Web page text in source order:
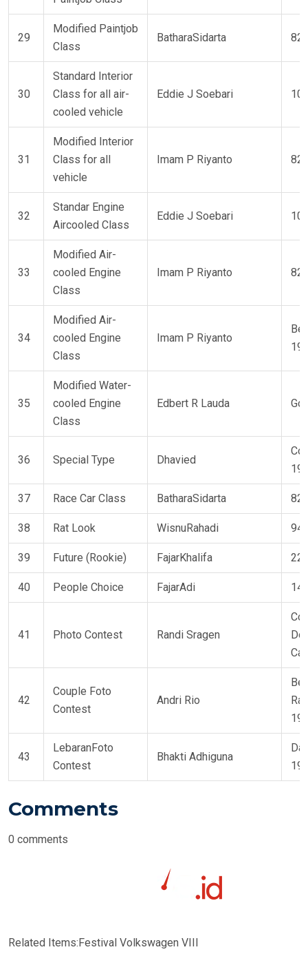
29
Modified Paintjob
Class
BatharaSidarta 82
30
Standard Interior
Class for all air-
cooled vehicle
Eddie J Soebari
31
Modified Interior
Class for all
vehicle
Imam P Riyanto 82
32
Standar Engine
Aircooled Class
Eddie J Soebari
33
Modified Air-
cooled Engine
Class
Imam P Riyanto 82
34
Modified Air-
cooled Engine
Class
Imam P Riyanto
35
Modified Water-
cooled Engine
Class
Edbert R Lauda
36 Special Type Dhavied
37 Race Car Class BatharaSidarta 82
38 Rat Look WisnuRahadi 94
39 Future (Rookie) FajarKhalifa 22
40 People Choice FajarAdi
41 Photo Contest Randi Sragen
42
Couple Foto
Contest
Andri Rio
43
LebaranFoto
Contest
Bhakti Adhiguna
Comments
0 comments
Related Items:Festival Volkswagen VIII